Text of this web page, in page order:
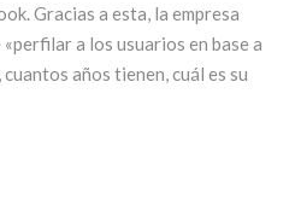
Gracias a esta, la empresa
«perfilar a los usuarios en base a
años tienen, cuál es su